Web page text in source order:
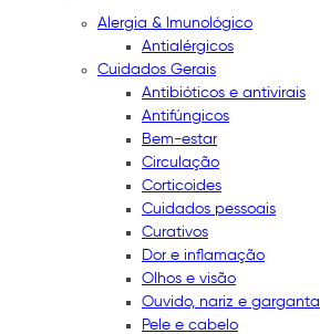
Alergia & Imunológico
Antialérgicos
Cuidados Gerais
Antibióticos e antivirais
Antifúngicos
Bem-estar
Circulação
Corticoides
Cuidados pessoais
Curativos
Dor e inflamação
Olhos e visão
Ouvido, nariz e garganta
Pele e cabelo